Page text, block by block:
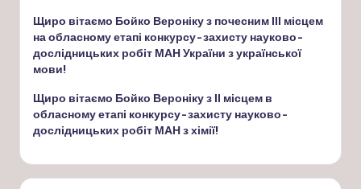
Щиро вітаємо Бойко Вероніку з почесним ІІІ місцем
на обласному етапі конкурсу-захисту науково-
дослідницьких робіт МАН України з української
мови!
Щиро вітаємо Бойко Вероніку з ІІ місцем в
обласному етапі конкурсу-захисту науково-
дослідницьких робіт МАН з хімії!